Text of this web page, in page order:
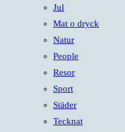
Jul
Mat o dryck
Natur
People
Resor
Sport
Städer
Tecknat